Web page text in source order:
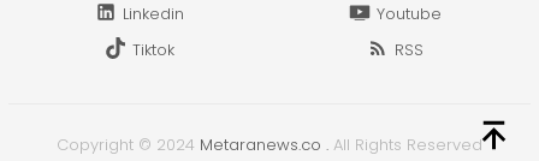
Linkedin
Youtube
Tiktok
RSS
Copyright © 2024 Metaranews.co . All Rights Reserved